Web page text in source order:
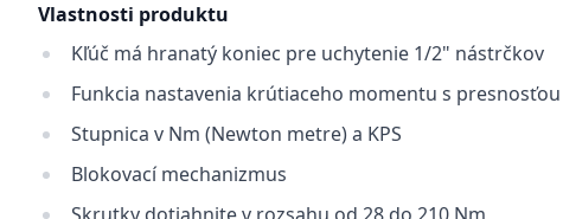
Vlastnosti produktu
Kľúč má hranatý koniec pre uchytenie 1/2" nástrčkov
Funkcia nastavenia krútiaceho momentu s
Stupnica v Nm (Newton metre) a KPS
Blokovací mechanizmus